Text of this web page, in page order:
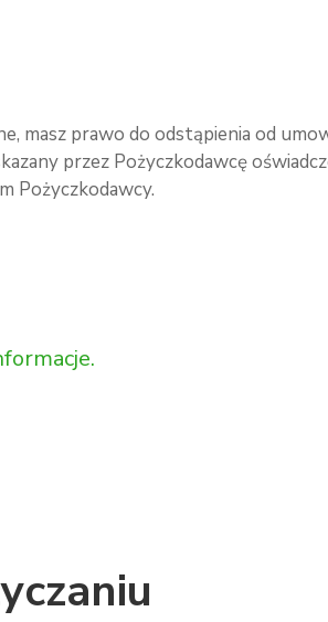
masz prawo do odstąpienia od
przez Pożyczkodawcę
Pożyczkodawcy.